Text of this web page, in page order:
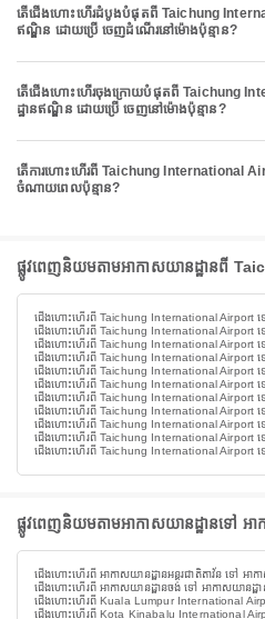
តើជើងហោះហើរដំបូងបំផុតពី Taichung
ឥណ្ឌិន ដោយប្រើ ចេញដំណើរនៅម៉ោងប៉ុន្មាន?
តើជើងហោះហើរចុងក្រោយបំផុតពី Taichung
ដ្ឋានឥណ្ឌិន ដោយប្រើ ចេញនៅម៉ោងប៉ុន្មាន?
តើការហោះហើរពី Taichung International
ចំណាយពេលប៉ុន្មាន?
ផ្លូវពេញនិយមតាមអាកាសយានដ្ឋានពី
ជើងហោះហើរពី Taichung International Airport ទ
ជើងហោះហើរពី Taichung International Airport ទៅ
ជើងហោះហើរពី Taichung International Airport ទៅ
ជើងហោះហើរពី Taichung International Airport
ជើងហោះហើរពី Taichung International Airport
ជើងហោះហើរពី Taichung International Airport
ជើងហោះហើរពី Taichung International Airport ទ
ជើងហោះហើរពី Taichung International Airport
ជើងហោះហើរពី Taichung International Airport ទៅ
ជើងហោះហើរពី Taichung International Airport
ជើងហោះហើរពី Taichung International Airport
ផ្លូវពេញនិយមតាមអាកាសយានដ្ឋានទៅ អ
ជើងហោះហើរពី អាកាសយានដ្ឋានអន្តរជាតិតាវ័ន ទៅ អា
ជើងហោះហើរពី អាកាសយានដ្ឋានចង់ ទៅ អាកាសយានដ្ឋ
ជើងហោះហើរពី Kuala Lumpur International
ជើងហោះហើរពី Kota Kinabalu International